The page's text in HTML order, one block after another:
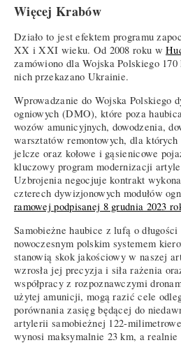
Więcej Krabów
Działo to jest efektem programu
XX i XXI wieku. Od 2008 roku w
zamówiono dla Wojska Polskiego
nich przekazano Ukrainie.
Wprowadzanie do Wojska Polskiego
ogniowych (DMO), które poza
wozów amunicyjnych, dowodzenia,
warsztatów remontowych, dla
jelcze oraz kołowe i gąsienicowe
kluczowy program modernizacji
Uzbrojenia negocjuje kontrakt
czterech dywizjonowych modułów
ramowej podpisanej 8 grudnia 2023
Samobieżne haubice z lufą o
nowoczesnym polskim systemem
stanowią skok jakościowy w naszej
wzrosła jej precyzja i siła rażenia
współpracy z rozpoznawczymi
użytej amunicji, mogą razić cele
porównania zasięg będącej do
artylerii samobieżnej 122-
wynosi maksymalnie 23 km, a realnie